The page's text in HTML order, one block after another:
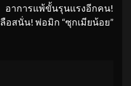
อาการแพ้ขั้นรุนแรงอีกคน!
ลือสนั่น! พ่อมิก “ซุกเมียน้อย”